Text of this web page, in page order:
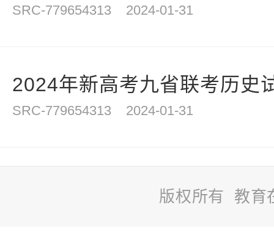
SRC-779654313 2024-01-31
2024年新高考九省联考历史
SRC-779654313 2024-01-31
版权所有 教育